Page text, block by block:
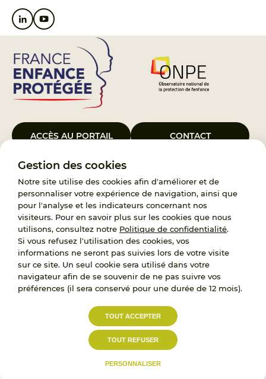
Gestion des cookies
Notre site utilise des cookies afin d'améliorer et de
personnaliser votre expérience de navigation, ainsi que
pour l'analyse et les indicateurs concernant nos
visiteurs. Pour en savoir plus sur les cookies que nous
utilisons, consultez notre Politique de confidentialité.
Si vous refusez l'utilisation des cookies, vos
informations ne seront pas suivies lors de votre visite
sur ce site. Un seul cookie sera utilisé dans votre
navigateur afin de se souvenir de ne pas suivre vos
préférences (il sera conservé pour une durée de 12 mois).
TOUT ACCEPTER
TOUT REFUSER
PERSONNALISER
ACCÈS AU PORTAIL CONTACT
Le Groupement d’Intérêt Public France Enfance Protégée, créé le 5
janvier 2023, a pour objet d’assurer les missions de service public du
119, d’accompagnement des adoptants et de traitement des
demandes d’accès aux origines personnelles. France Enfance
Protégée est également un observatoire et une ressource pour
l’ensemble des professionnels, ainsi qu’un appui à l’élaboration de la
politique publique à travers le soutien à l’activité des conseils
nationaux.
RECRUTEMENT
L’État, les Départements et les Associations au
service de la prévention et de la protection de
l’enfance.
partiellement conforme
Politique de
confidentialité